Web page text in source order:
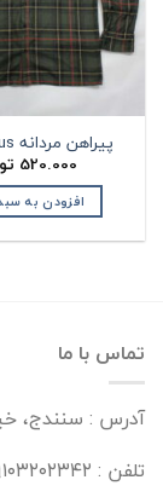
پیراهن مردانه Order Plus
520.000
افزودن به
تماس با ما
آدرس : سنندج،
تلفن : ۰۹۱۰۳۲۰۲۳۴۲ و ۰۸۷۳۳۷۸۶۳۵۶